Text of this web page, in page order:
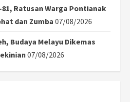
Ratusan Warga Pontianak
dan Zumba 07/08/2026
Budaya Melayu Dikemas
07/08/2026